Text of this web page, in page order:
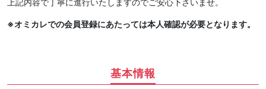
上記内容で丁寧に進行いたしますのでご安心下さいませ。
※オミカレでの会員登録にあたっては本人確認が必要となります。
基本情報